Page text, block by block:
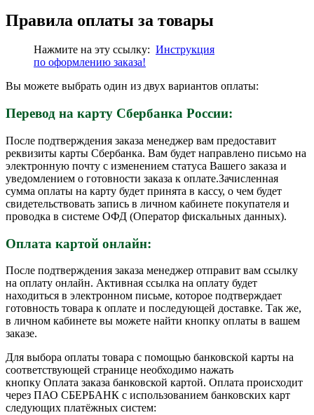
Правила оплаты за товары
Нажмите на эту ссылку: Инструкция
по оформлению заказа!
Вы можете выбрать один из двух вариантов оплаты:
Перевод на карту Сбербанка России:
После подтверждения заказа менеджер вам предоставит
реквизиты карты Сбербанка. Вам будет направлено письмо на
электронную почту с изменением статуса Вашего заказа и
уведомлением о готовности заказа к оплате.Зачисленная
сумма оплаты на карту будет принята в кассу, о чем будет
свидетельствовать запись в личном кабинете покупателя и
проводка в системе ОФД (Оператор фискальных данных).
Оплата картой онлайн:
После подтверждения заказа менеджер отправит вам ссылку
на оплату онлайн. Активная ссылка на оплату будет
находиться в электронном письме, которое подтверждает
готовность товара к оплате и последующей доставке. Так же,
в личном кабинете вы можете найти кнопку оплаты в вашем
заказе.
Для выбора оплаты товара с помощью банковской карты на
соответствующей странице необходимо нажать
кнопку Оплата заказа банковской картой. Оплата происходит
через ПАО СБЕРБАНК с использованием банковских карт
следующих платёжных систем: